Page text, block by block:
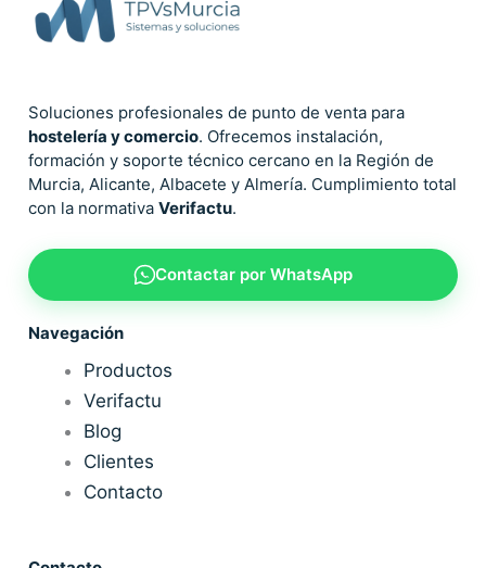
Soluciones profesionales de punto de venta para
hostelería y comercio. Ofrecemos instalación,
formación y soporte técnico cercano en la Región de
Murcia, Alicante, Albacete y Almería. Cumplimiento total
con la normativa Verifactu.
Contactar por WhatsApp
Navegación
Productos
Verifactu
Blog
Clientes
Contacto